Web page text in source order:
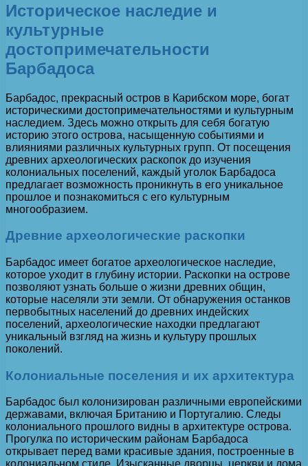
Историческое наследие и
культурные
достопримечательности
Барбадоса
Барбадос, прекрасный остров в Карибском море, богат
историческими достопримечательностями и культурным
наследием. Здесь можно открыть для себя богатую
историю этого острова, насыщенную событиями и
влияниями различных культурных групп. От посещения
древних археологических раскопок до изучения
колониальных поселений, каждый уголок Барбадоса
предлагает возможность проникнуть в его уникальное
прошлое и познакомиться с его культурным
многообразием.
Древние археологические раскопки
Барбадос имеет богатое археологическое наследие,
которое уходит в глубину истории. Раскопки на острове
позволяют узнать больше о жизни древних общин,
которые населяли эти земли. От обнаружения останков
первобытных населений до древних индейских
поселений, археологические находки предлагают
уникальный взгляд на жизнь и культуру прошлых
поколений.
Колониальные поселения и их архитектура
Барбадос был колонизирован различными европейскими
державами, включая Британию и Португалию. Следы
колониального прошлого видны в архитектуре острова.
Прогулка по историческим районам Барбадоса
открывает перед вами красивые здания, построенные в